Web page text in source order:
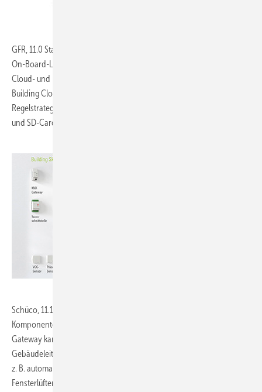
GFR, 11.0 Stand C12:
On-Board-Lösungen zur Anbindung der Gebäudeautomation an
Cloud- und IoT-Services, beispielsweise an die „Digivison Smart
Building Cloud“ und beinhaltet zukunftsweisende Automations- und
Regelstrategien, BACnet, einen graphischen Webserver, Wi-Fi, HTTPS
und SD-Card.
Schüco, 11.1-C50:
Komponenten der gesamten Gebäudehülle. Per KNX- oder BACnet-
Gateway kann die Systemplattform an standardisierte
Gebäudeleittechnik angeschlossen werden. Zahlreiche Funktionen,
z. B. automatisches Schließen von Fenstern bei Regen, zeitgesteuertes
Fensterlüften oder Nachtauskühlung, lassen sich so mit nur einer